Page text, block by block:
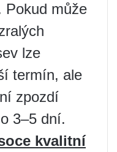
Pokud může
lze
termín, ale
zpozdí
3–5 dní.
kvalitní